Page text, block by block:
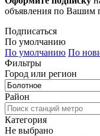
объявления по Вашим
Подписаться
По умолчанию
По умолчанию По
Фильтры
Город или регион
Район
Категория
Не выбрано